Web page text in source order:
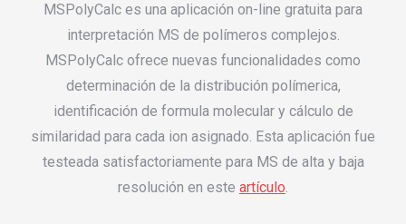
MSPolyCalc es una aplicación on-line gratuita para
interpretación MS de polímeros complejos.
MSPolyCalc ofrece nuevas funcionalidades como
determinación de la distribución polímerica,
identificación de formula molecular y cálculo de
similaridad para cada ion asignado. Esta aplicación fue
testeada satisfactoriamente para MS de alta y baja
resolución en este artículo.